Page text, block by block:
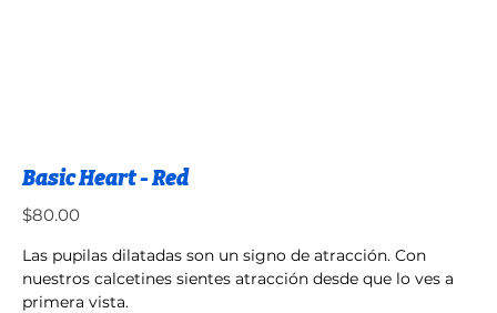
Basic Heart - Red
Precio
$80.00
Las pupilas dilatadas son un signo de atracción. Con
nuestros calcetines sientes atracción desde que lo ves a
primera vista.